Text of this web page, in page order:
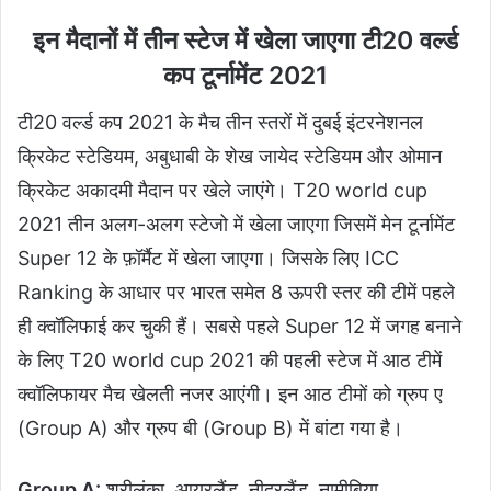
इन मैदानों में तीन स्टेज में खेला जाएगा टी20 वर्ल्ड
कप टूर्नामेंट 2021
टी20 वर्ल्ड कप 2021 के मैच तीन स्तरों में दुबई इंटरनेशनल
क्रिकेट स्टेडियम, अबुधाबी के शेख जायेद स्टेडियम और ओमान
क्रिकेट अकादमी मैदान पर खेले जाएंगे। T20 world cup
2021 तीन अलग-अलग स्टेजो में खेला जाएगा जिसमें मेन टूर्नामेंट
Super 12 के फ़ॉर्मैट में खेला जाएगा। जिसके लिए ICC
Ranking के आधार पर भारत समेत 8 ऊपरी स्तर की टीमें पहले
ही क्वॉलिफाई कर चुकी हैं। सबसे पहले Super 12 में जगह बनाने
के लिए T20 world cup 2021 की पहली स्टेज में आठ टीमें
क्वॉलिफायर मैच खेलती नजर आएंगी। इन आठ टीमों को ग्रुप ए
(Group A) और ग्रुप बी (Group B) में बांटा गया है।